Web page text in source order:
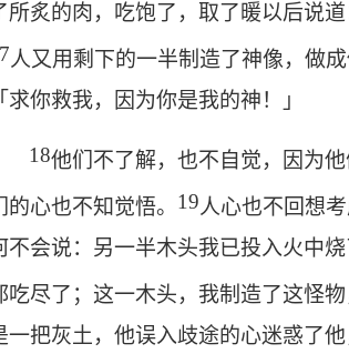
所炙的肉，吃饱了，取了暖以后说
人又用剩下的一半制造了神像，做
「求你救我，因为你是我的神！」
18他们不了解，也不自觉，因为
的心也不知觉悟。 19人心也不回想
不会说：另一半木头我已投入火中
吃尽了；这一木头，我制造了这怪物
一把灰土，他误入歧途的心迷惑了